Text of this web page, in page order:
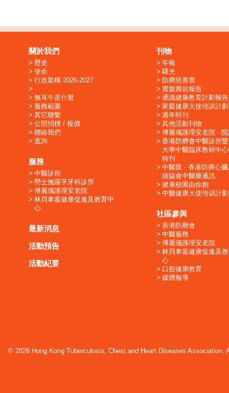
關於我們
歷史
使命
行政架構 2026-2027
無耳牛是什麼
服務範圍
其它聯繫
公開招標 / 報價
聯絡我們
查詢
服務
中醫診所
勞士施羅孚牙科診所
傅麗儀護理安老院
林貝聿嘉健康促進及教育中
心
最新消息
活動預告
活動紀要
刊物
年報
曙光
防癆慈善票
賣旗籌款報告
通識健康教育計劃報告
家庭健康大使培訓計劃
週年特刊
其他活動刊物
傅麗儀護理安老院 -
香港防癆會中醫診所
大學中醫臨床教研中
特刊
中醫匯 - 香港防癆心
病協會中醫藥通訊
健康校園由你創
中醫健康大使培训計劃
社區參與
香港防癆會
中醫服務
傅麗儀護理安老院
林貝聿嘉健康促進及
心
口腔健康教育
媒體報導
© 2026 Hong Kong Tuberculosis, Chest and Heart Diseases Association.